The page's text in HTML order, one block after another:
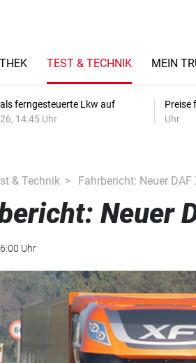
TEST & TECHNIK MEIN
ferngesteuerte Lkw auf
14:45 Uhr
Preise
Uhr
& Technik Fahrbericht: Neuer DAF
Neuer
Uhr